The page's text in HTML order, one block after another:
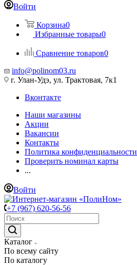
Войти
Корзина0
Избранные товары0
Сравнение товаров0
info@polinom03.ru
г. Улан-Удэ, ул. Трактовая, 7к1
Вконтакте
Наши магазины
Акции
Вакансии
Контакты
Политика конфиденциальности
Проверить номинал карты
...
Войти
+7 (967) 620-56-56
Каталог
По всему сайту
По каталогу